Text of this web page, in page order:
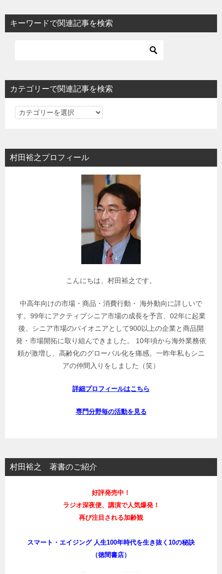
ビ
ゲ
ョ
ン
キーワードで関連記事を検索
カテゴリーで関連記事を検索
カ
リ
ー
村田裕之プロフィール
こんにちは、村田裕之です。
中高年向けの市場・商品・消費行動・ 海外動向に詳しいで
す。99年にアクティブシニア市場の成長を予言、02年に起業
後、シニア市場のパイオニアとして900以上の企業と商品開
発・市場開拓に取り組んできました。 10年頃から海外業務依
頼が激増し、高齢化のグローバル化を痛感。一昨年私もシニ
アの仲間入りをしました（笑）
詳細プロフィールはこちら
専門分野毎の活動を見る
村田裕之 著書のご紹介
好評発売中！
ラジオ深夜便、講演で人気爆発！
再び注目される加齢観
スマート・エイジング 人生100年時代を生き抜く10の秘訣
（徳間書店）